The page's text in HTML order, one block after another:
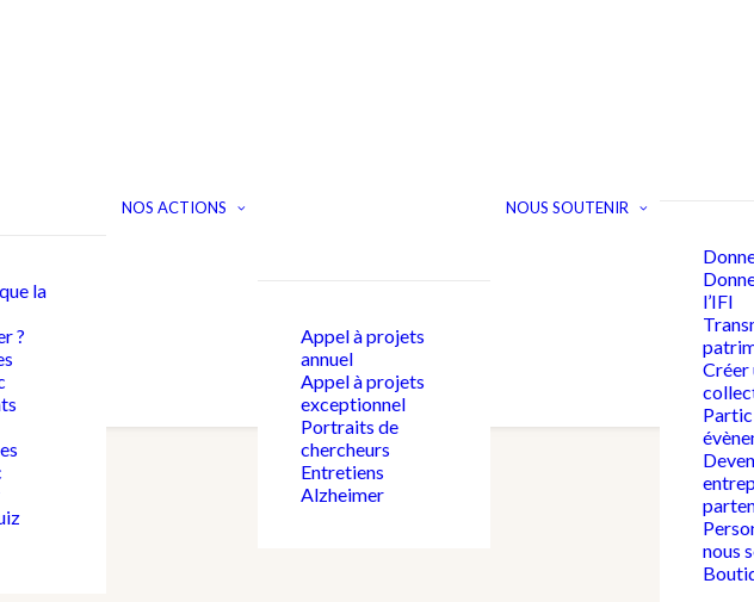
la
?
NOS ACTIONS
Appel à projets
annuel
Appel à projets
exceptionnel
Portraits de
chercheurs
Entretiens
Alzheimer
NOUS SOUTENIR
l’IFI
Créer
nous